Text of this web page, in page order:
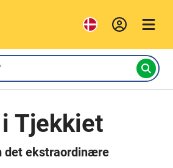
Tjekkiet
det ekstraordinære